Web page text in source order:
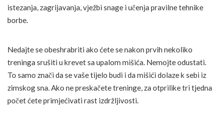
istezanja, zagrijavanja, vježbi snage i učenja pravilne tehnike
borbe.
Nedajte se obeshrabriti ako ćete se nakon prvih nekoliko
treninga srušiti u krevet sa upalom mišića. Nemojte odustati.
To samo znači da se vaše tijelo budi i da mišići dolaze k sebi iz
zimskog sna. Ako ne preskačete treninge, za otprilike tri tjedna
počet ćete primjećivati rast izdržljivosti.